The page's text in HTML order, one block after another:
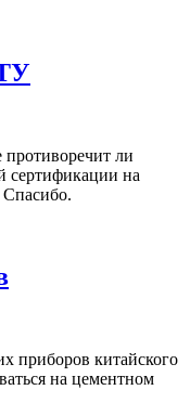
ли
сертификации на
приборов китайского
на цементном